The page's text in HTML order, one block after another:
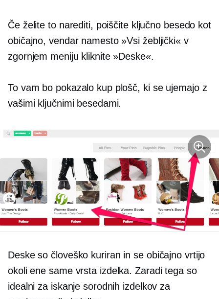
Če želite to narediti, poiščite ključno besedo kot
običajno, vendar namesto »Vsi žebljički« v
zgornjem meniju kliknite »Deske«.
To vam bo pokazalo kup plošč, ki se ujemajo z
vašimi ključnimi besedami.
Deske sočloveško kuriran in se običajno vrtijo
okoli ene same vrsta izdelka. Zaradi tega so
idealni za iskanje sorodnih izdelkov za